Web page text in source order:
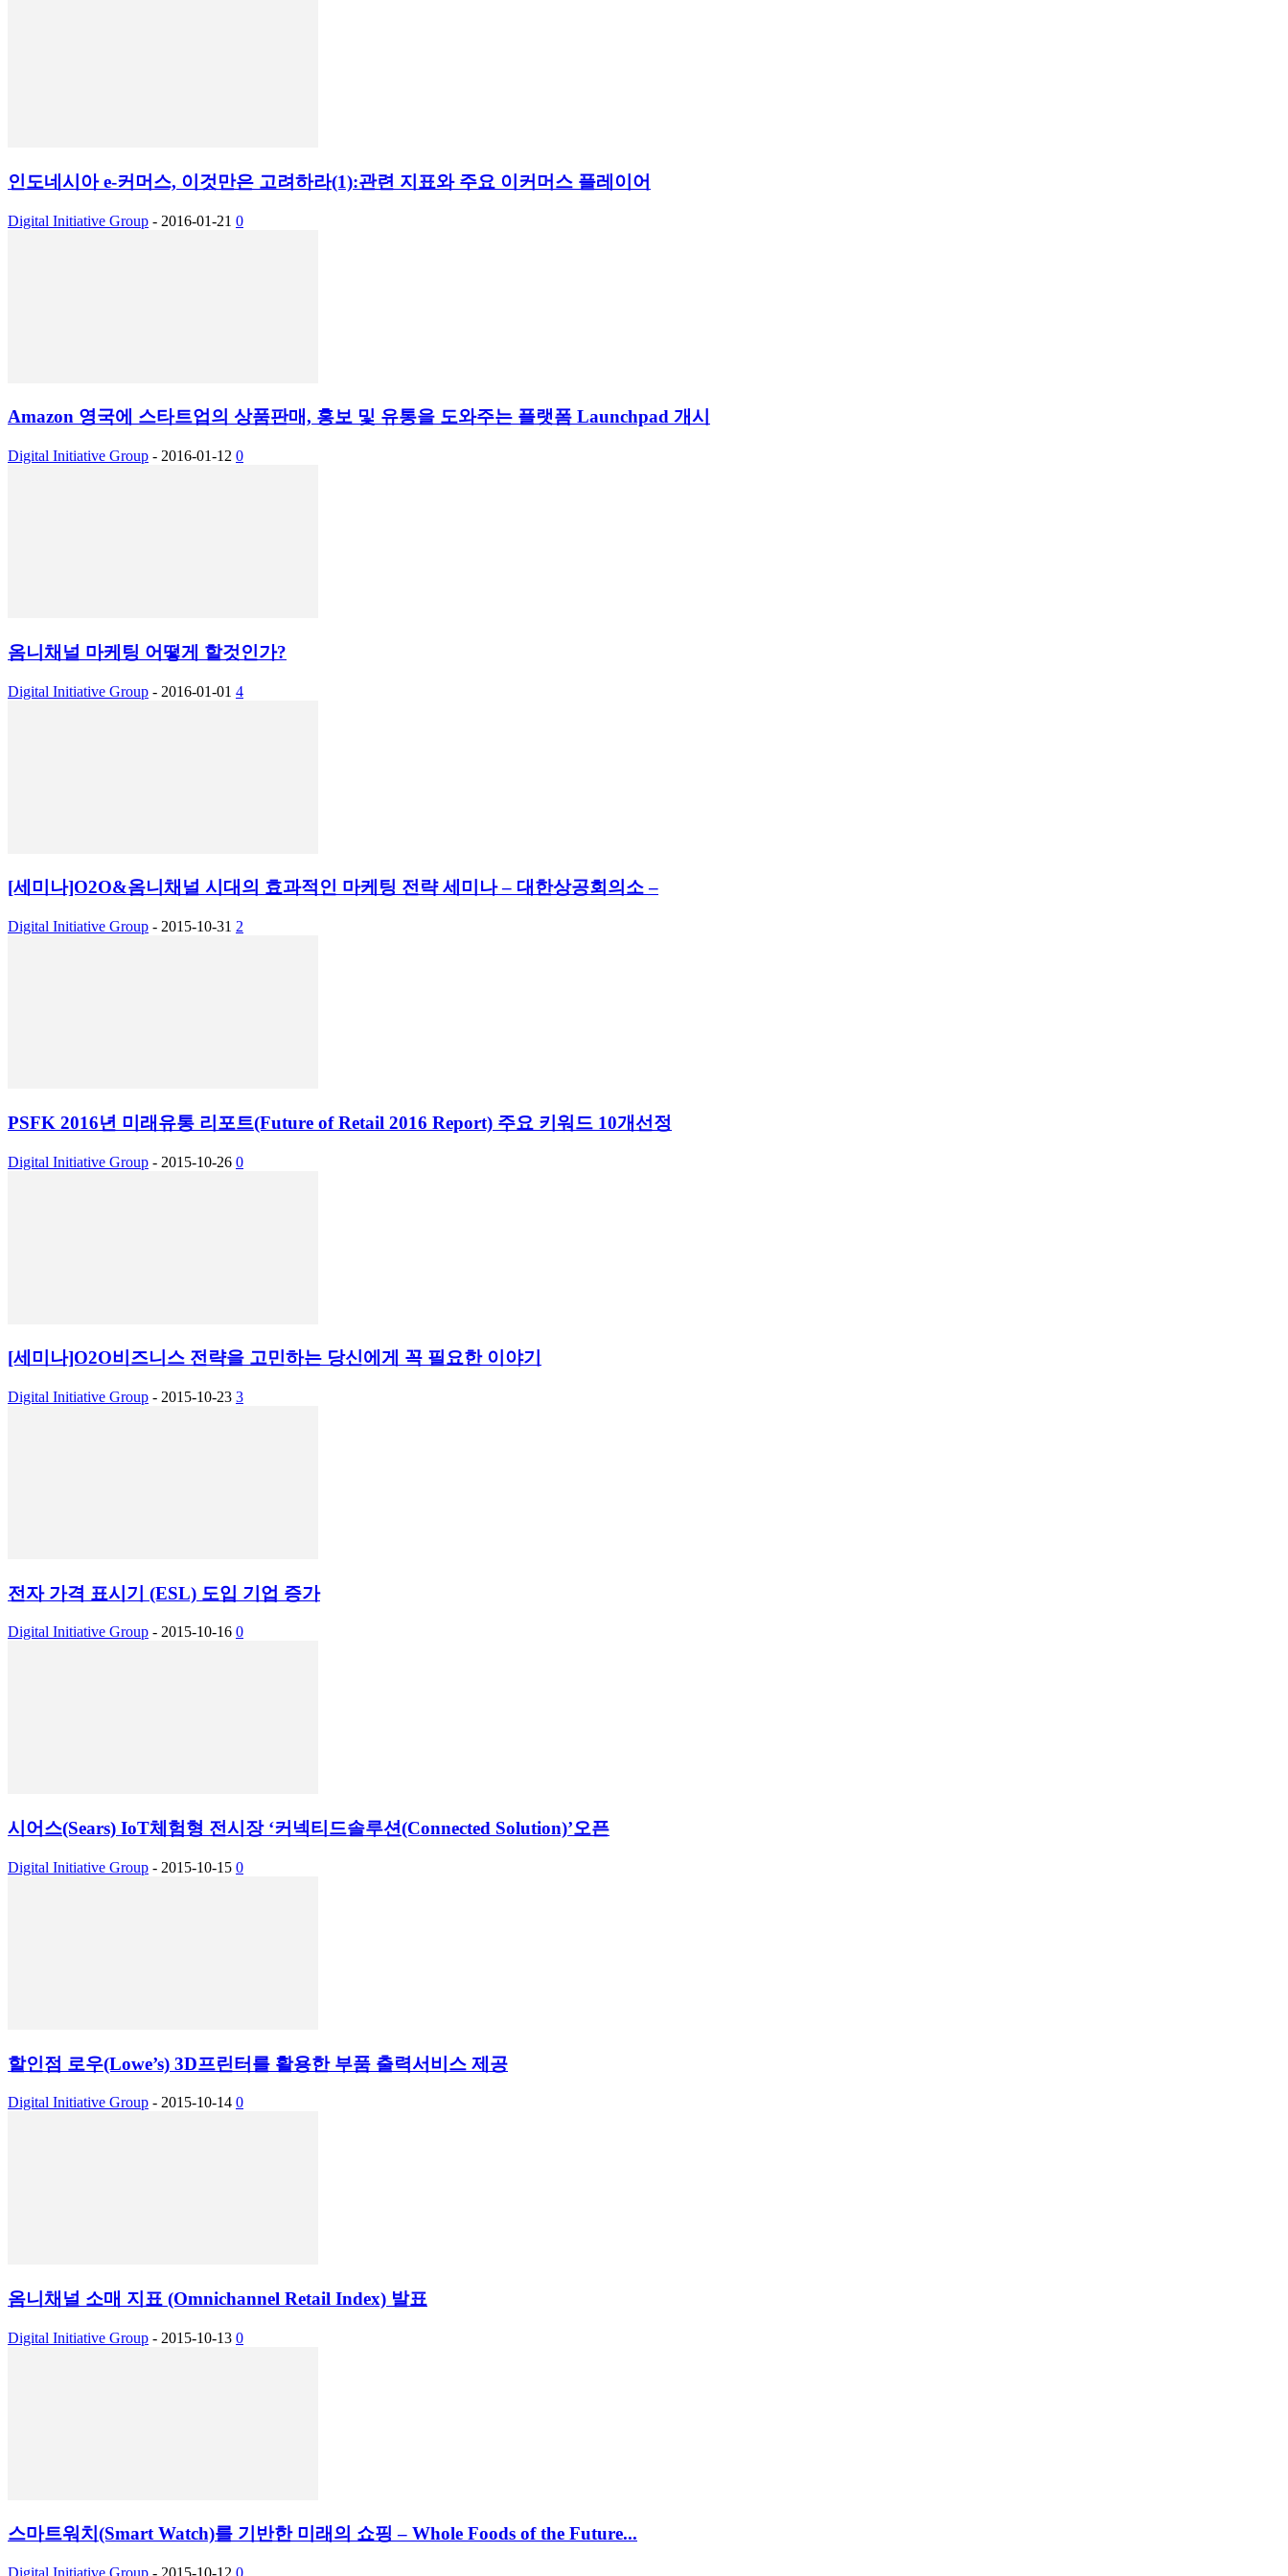
인도네시아 e-커머스, 이것만은 고려하라(1):관련 지표와 주요 이커머스 플레이어
Digital Initiative Group - 2016-01-21 0
Amazon 영국에 스타트업의 상품판매, 홍보 및 유통을 도와주는 플랫폼 Launchpad 개시
Digital Initiative Group - 2016-01-12 0
옴니채널 마케팅 어떻게 할것인가?
Digital Initiative Group - 2016-01-01 4
[세미나]O2O&옴니채널 시대의 효과적인 마케팅 전략 세미나 – 대한상공회의소 –
Digital Initiative Group - 2015-10-31 2
PSFK 2016년 미래유통 리포트(Future of Retail 2016 Report) 주요 키워드 10개선정
Digital Initiative Group - 2015-10-26 0
[세미나]O2O비즈니스 전략을 고민하는 당신에게 꼭 필요한 이야기
Digital Initiative Group - 2015-10-23 3
전자 가격 표시기 (ESL) 도입 기업 증가
Digital Initiative Group - 2015-10-16 0
시어스(Sears) IoT체험형 전시장 ‘커넥티드솔루션(Connected Solution)’오픈
Digital Initiative Group - 2015-10-15 0
할인점 로우(Lowe’s) 3D프린터를 활용한 부품 출력서비스 제공
Digital Initiative Group - 2015-10-14 0
옴니채널 소매 지표 (Omnichannel Retail Index) 발표
Digital Initiative Group - 2015-10-13 0
스마트워치(Smart Watch)를 기반한 미래의 쇼핑 – Whole Foods of the Future...